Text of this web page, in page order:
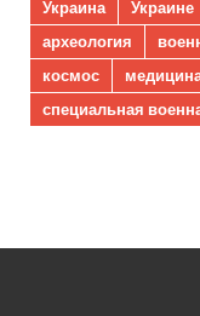
Украина
Украине
археология
космос
специальная